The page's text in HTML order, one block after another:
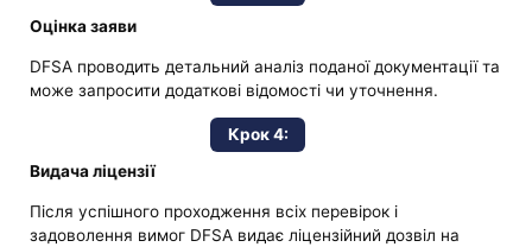
Оцінка заяви
DFSA проводить детальний аналіз поданої документації та
може запросити додаткові відомості чи уточнення.
Крок 4:
Видача ліцензії
Після успішного проходження всіх перевірок і
задоволення вимог DFSA видає ліцензійний дозвіл на